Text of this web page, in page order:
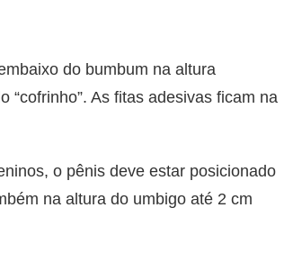
do bumbum na altura
As fitas adesivas ficam na
o pênis deve estar posicionado
na altura do umbigo até 2 cm